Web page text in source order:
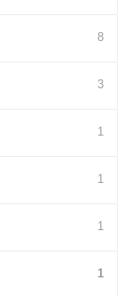
8
3
1
1
1
1